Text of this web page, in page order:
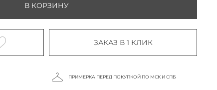
В КОРЗИНУ
ЗАКАЗ В 1 КЛИК
ПРИМЕРКА ПЕРЕД ПОКУПКОЙ ПО МСК И СПБ